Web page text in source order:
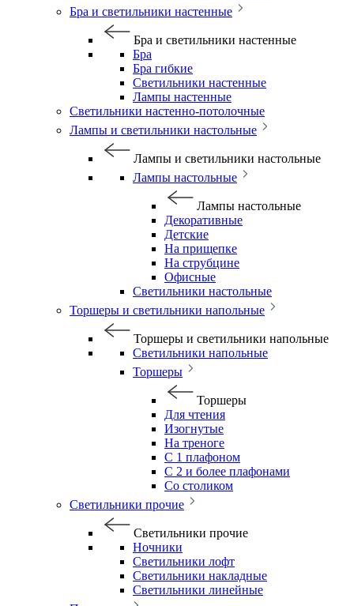
Бра и светильники настенные
Бра и светильники настенные
Бра
Бра гибкие
Светильники настенные
Лампы настенные
Светильники настенно-потолочные
Лампы и светильники настольные
Лампы и светильники настольные
Лампы настольные
Лампы настольные
Декоративные
Детские
На прищепке
На струбцине
Офисные
Светильники настольные
Торшеры и светильники напольные
Торшеры и светильники напольные
Светильники напольные
Торшеры
Торшеры
Для чтения
Изогнутые
На треноге
С 1 плафоном
С 2 и более плафонами
Со столиком
Светильники прочие
Светильники прочие
Ночники
Светильники лофт
Светильники накладные
Светильники линейные